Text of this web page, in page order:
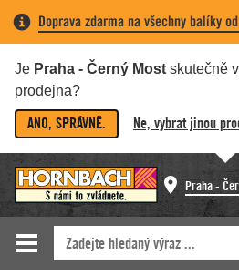
Doprava zdarma na všechny balíky
Je Praha - Černý Most skutečně
prodejna?
ANO, SPRÁVNĚ. Ne, vybrat jinou
Praha -